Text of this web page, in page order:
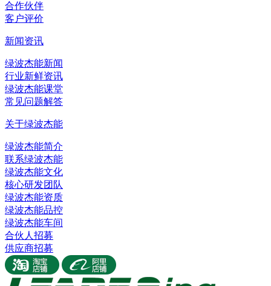
合作伙伴
客户评价
新闻资讯
绿波杰能新闻
行业新鲜资讯
绿波杰能课堂
常见问题解答
关于绿波杰能
绿波杰能简介
联系绿波杰能
绿波杰能文化
核心研发团队
绿波杰能资质
绿波杰能品控
绿波杰能车间
合伙人招募
供应商招募